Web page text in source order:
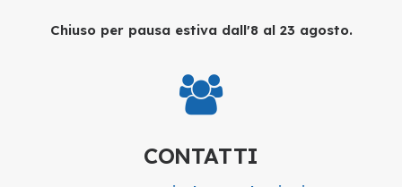
Chiuso per pausa estiva dall'8 al 23 agosto.
CONTATTI